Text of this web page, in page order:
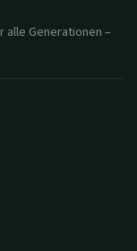
alle Generationen –